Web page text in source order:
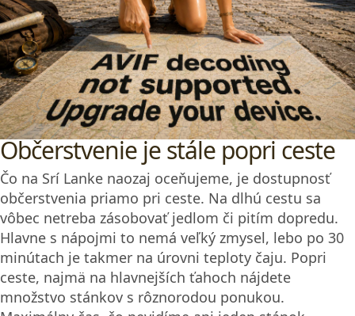
Občerstvenie je stále popri ceste
Čo na Srí Lanke naozaj oceňujeme, je dostupnosť
občerstvenia priamo pri ceste. Na dlhú cestu sa
vôbec netreba zásobovať jedlom či pitím dopredu.
Hlavne s nápojmi to nemá veľký zmysel, lebo po 30
minútach je takmer na úrovni teploty čaju. Popri
ceste, najmä na hlavnejších ťahoch nájdete
množstvo stánkov s rôznorodou ponukou.